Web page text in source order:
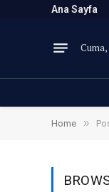
Ana Sayfa
Home »